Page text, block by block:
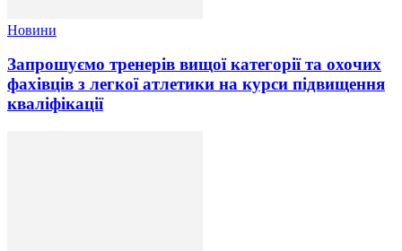
Новини
Запрошуємо тренерів вищої категорії та охочих
фахівців з легкої атлетики на курси підвищення
кваліфікації